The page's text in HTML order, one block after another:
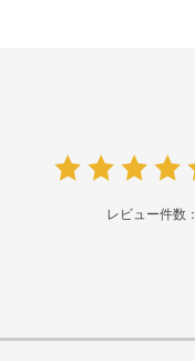
レビュー件数：